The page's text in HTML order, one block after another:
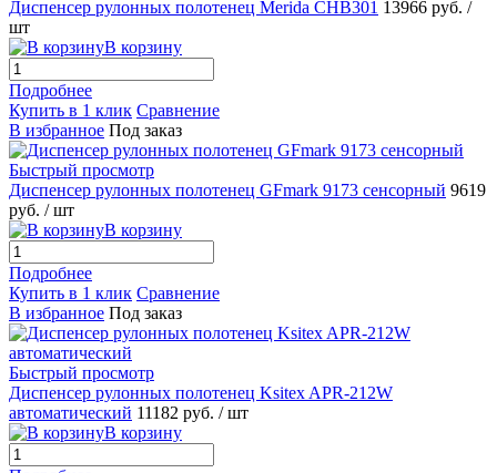
Диспенсер рулонных полотенец Merida CHB301 13966 руб. /
шт
В корзину
Подробнее
Купить в 1 клик Сравнение
В избранное Под заказ
Быстрый просмотр
Диспенсер рулонных полотенец GFmark 9173 сенсорный 9619
руб. / шт
В корзину
Подробнее
Купить в 1 клик Сравнение
В избранное Под заказ
Быстрый просмотр
Диспенсер рулонных полотенец Ksitex APR-212W
автоматический 11182 руб. / шт
В корзину